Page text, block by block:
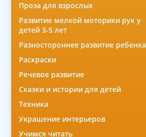
Проза для взрослых
Развитие мелкой моторики рук у
детей 3-5 лет
Разностороннее развитие ребенка
Раскраски
Речевое развитие
Сказки и истории для детей
Техника
Украшение интерьеров
Учимся читать